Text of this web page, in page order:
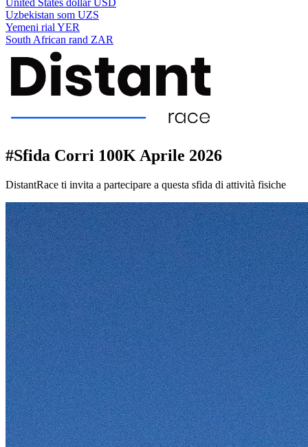
United States dollar USD
Uzbekistan som UZS
Yemeni rial YER
South African rand ZAR
#Sfida Corri 100K Aprile 2026
DistantRace ti invita a partecipare a questa sfida di attività fisiche